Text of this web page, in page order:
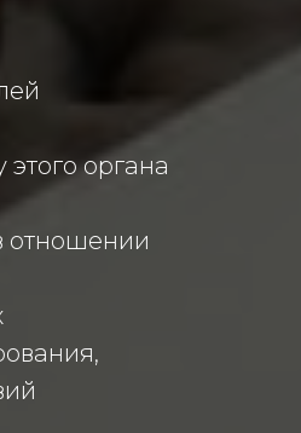
органа
отношении